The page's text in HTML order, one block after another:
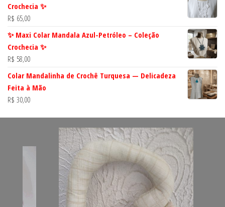
Crochecia ✨
R$ 65,00
✨ Maxi Colar Mandala Azul-Petróleo – Coleção
Crochecia ✨
R$ 58,00
Colar Mandalinha de Crochê Turquesa — Delicadeza
Feita à Mão
R$ 30,00